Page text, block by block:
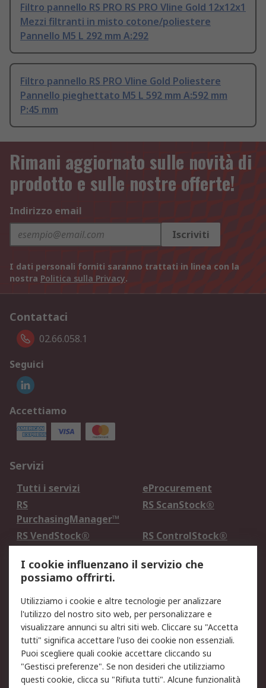
Filtro pannello RS PRO RS PRO Vline Gold 12x12x1
Mezzi filtranti in misto cotone/poliestere
Pannello M5 L 292 mm A:292
Filtro pannello RS PRO Vline Gold Poliestere
Pannello pieghettato M5 L 592 mm A:592 mm
P:45 mm
Rimani aggiornato sulle novità di
prodotto e sulle nostre offerte!
Indirizzo email
Iscriviti
I dati personali forniti saranno trattati in linea con la
nostra Politica sulla Privacy.
Contattaci
02.66.058.1
Seguici
Accettiamo
Servizi
Tutti i servizi
eProcurement
RS
PurchasingManager™
RS ScanStock®
RS VendStock®
RS ControlStock®
Legale
Informativa Cookie
Informativa Privacy -
Aggiornata
Email Security
Termini d'uso
Condizioni di vendita
Condizioni generali di
servizio
Etica e responsabilità
I cookie influenzano il servizio che
possiamo offrirti.
Utilizziamo i cookie e altre tecnologie per analizzare
l'utilizzo del nostro sito web, per personalizzare e
visualizzare annunci su altri siti web. Cliccare su "Accetta
tutti" significa accettare l'uso dei cookie non essenziali.
Puoi scegliere quali cookie accettare cliccando su
"Gestisci preferenze". Se non desideri che utilizziamo
questi cookie, clicca su "Rifiuta tutti". Alcune funzionalità